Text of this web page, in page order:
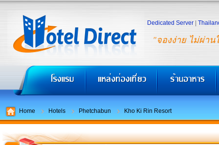
"จองง่าย ไม่ผ่าน
Dedicated Server
Home Hotels Phetchabun Kho Ki Rin Resort